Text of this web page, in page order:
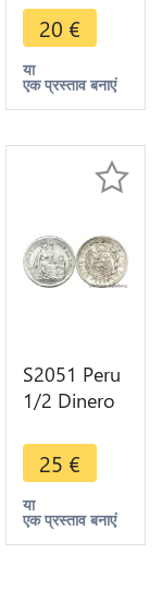
->Make
offer
20 €
या
एक प्रस्ताव बनाएं
S2051 Peru
1/2 Dinero
Superbe
+++ SPL ->
Make offer
25 €
या
एक प्रस्ताव बनाएं